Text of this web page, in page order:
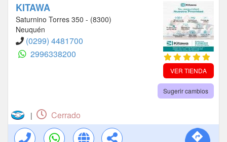
KITAWA
Saturnino Torres 350 - (8300)
Neuquén
(0299) 4481700
2996338200
VER TIENDA
Sugerir cambios
| Cerrado